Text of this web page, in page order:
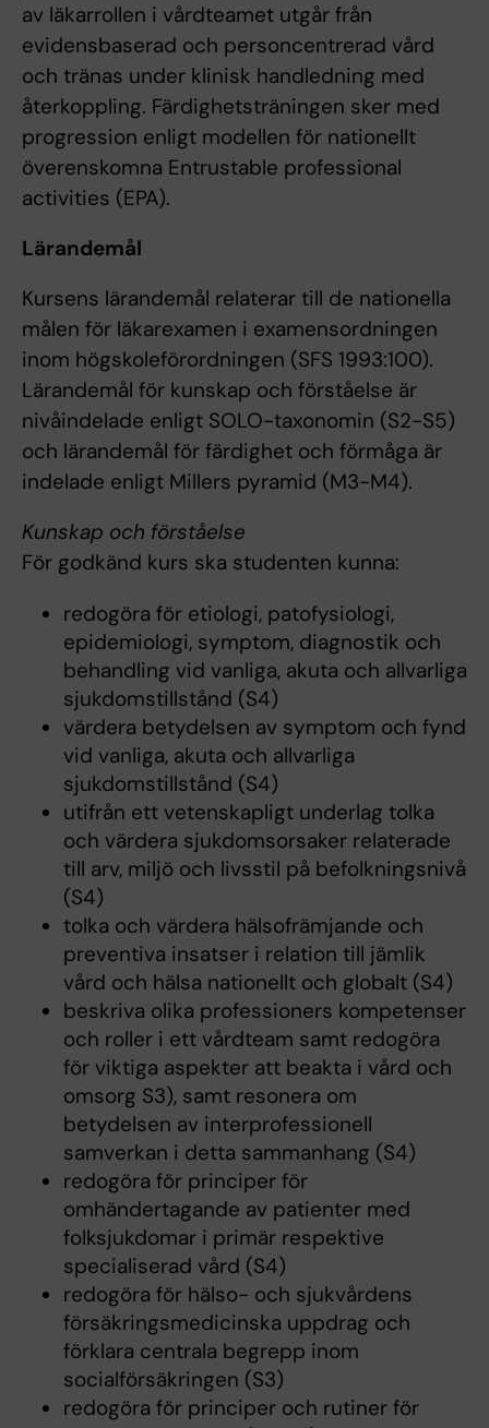
av läkarrollen i vårdteamet utgår från
evidensbaserad och personcentrerad vård
och tränas under klinisk handledning med
återkoppling. Färdighetsträningen sker med
progression enligt modellen för nationellt
överenskomna Entrustable professional
activities (EPA).
Lärandemål
Kursens lärandemål relaterar till de nationella
målen för läkarexamen i examensordningen
inom högskoleförordningen (SFS 1993:100).
Lärandemål för kunskap och förståelse är
nivåindelade enligt SOLO-taxonomin (S2-S5)
och lärandemål för färdighet och förmåga är
indelade enligt Millers pyramid (M3-M4).
Kunskap och förståelse
För godkänd kurs ska studenten kunna:
redogöra för etiologi, patofysiologi,
epidemiologi, symptom, diagnostik och
behandling vid vanliga, akuta och allvarliga
sjukdomstillstånd (S4)
värdera betydelsen av symptom och fynd
vid vanliga, akuta och allvarliga
sjukdomstillstånd (S4)
utifrån ett vetenskapligt underlag tolka
och värdera sjukdomsorsaker relaterade
till arv, miljö och livsstil på befolkningsnivå
(S4)
tolka och värdera hälsofrämjande och
preventiva insatser i relation till jämlik
vård och hälsa nationellt och globalt (S4)
beskriva olika professioners kompetenser
och roller i ett vårdteam samt redogöra
för viktiga aspekter att beakta i vård och
omsorg S3), samt resonera om
betydelsen av interprofessionell
samverkan i detta sammanhang (S4)
redogöra för principer för
omhändertagande av patienter med
folksjukdomar i primär respektive
specialiserad vård (S4)
redogöra för hälso- och sjukvårdens
försäkringsmedicinska uppdrag och
förklara centrala begrepp inom
socialförsäkringen (S3)
redogöra för principer och rutiner för